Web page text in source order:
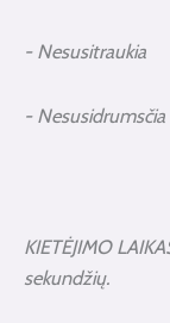
- Nesusitraukia
- Nesusidrumsčia
KIETĖJIMO
sekundžių.